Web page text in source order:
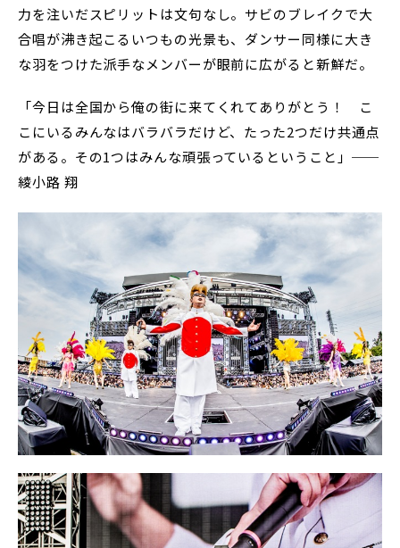
力を注いだスピリットは文句なし。サビのブレイクで大
合唱が沸き起こるいつもの光景も、ダンサー同様に大き
な羽をつけた派手なメンバーが眼前に広がると新鮮だ。
「今日は全国から俺の街に来てくれてありがとう！ こ
こにいるみんなはバラバラだけど、たった2つだけ共通点
がある。その1つはみんな頑張っているということ」──
綾小路 翔